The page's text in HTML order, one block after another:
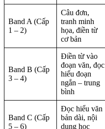
Band A (Cấp
1 – 2)
Câu đơn,
tranh minh
họa, điền từ
cơ bản
Band B (Cấp
3 – 4)
Điền từ vào
đoạn văn, đọc
hiểu đoạn
ngắn – trung
bình
Band C (Cấp
5 – 6)
Đọc hiểu văn
bản dài, nội
dung học